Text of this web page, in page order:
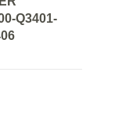
Q3401-